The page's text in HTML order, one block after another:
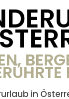
in